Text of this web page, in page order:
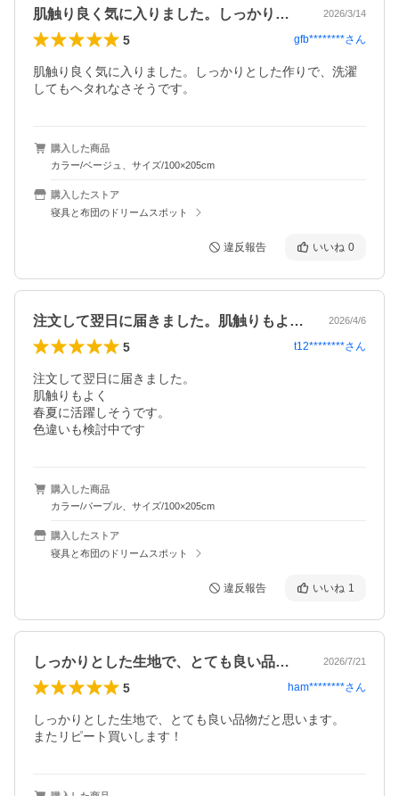
肌触り良く気に入りました。しっかりとし… 2026/3/14
5 gfb********さん
肌触り良く気に入りました。しっかりとした作りで、洗濯
してもヘタれなさそうです。
購入した商品
カラー/ベージュ、サイズ/100×205cm
購入したストア
寝具と布団のドリームスポット
違反報告 いいね 0
注文して翌日に届きました。肌触りもよく… 2026/4/6
5 t12********さん
注文して翌日に届きました。
肌触りもよく
春夏に活躍しそうです。
色違いも検討中です
購入した商品
カラー/パープル、サイズ/100×205cm
購入したストア
寝具と布団のドリームスポット
違反報告 いいね 1
しっかりとした生地で、とても良い品物だ… 2026/7/21
5 ham********さん
しっかりとした生地で、とても良い品物だと思います。
またリピート買いします！